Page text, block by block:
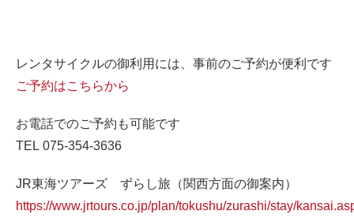
レンタサイクルの御利用には、事前のご予約が便利です
ご予約はこちらから
お電話でのご予約も可能です
TEL 075-354-3636
JR東海ツアーズ ずらし旅（関西方面の御案内）
https://www.jrtours.co.jp/plan/tokushu/zurashi/stay/